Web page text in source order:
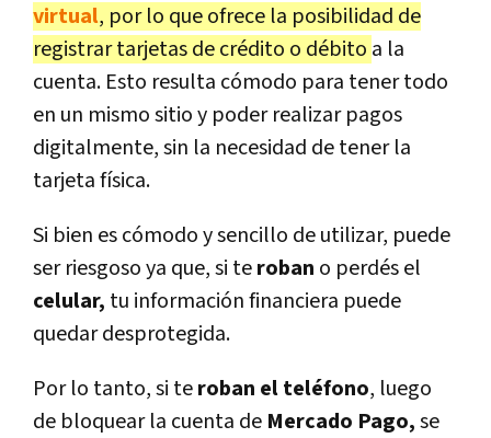
virtual, por lo que ofrece la posibilidad de
registrar tarjetas de crédito o débito a la
cuenta. Esto resulta cómodo para tener todo
en un mismo sitio y poder realizar pagos
digitalmente, sin la necesidad de tener la
tarjeta física.
Si bien es cómodo y sencillo de utilizar, puede
ser riesgoso ya que, si teroban o perdés el
celular, tu información financiera puede
quedar desprotegida.
Por lo tanto, si teroban el teléfono, luego
de bloquear la cuenta de Mercado Pago,se